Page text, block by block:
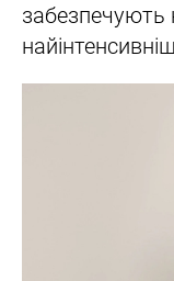
забезпечують